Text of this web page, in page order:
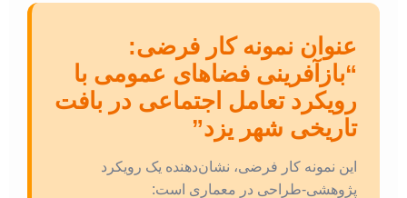
عنوان نمونه کار فرضی:
“بازآفرینی فضاهای عمومی با
رویکرد تعامل اجتماعی در بافت
تاریخی شهر یزد”
این نمونه کار فرضی، نشان‌دهنده یک رویکرد
پژوهشی-طراحی در معماری است: